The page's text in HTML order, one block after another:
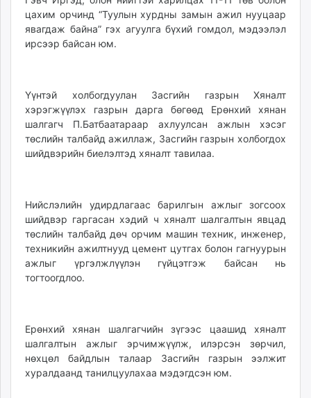
ugluu.mn
urlag.mn
unen.mn
shuurhai.mn
unuudur.mn
isee.mn
mglradio.com
tumen.mn
shuum.mn
tvmongolia.mn
mass.mn
toim.mn
tac.mn
paparazzi.mn
unread.today
цахим орчинд “Туулын хурдны замын ажил нууцаар
явагдаж байна” гэх агуулга бүхий гомдол, мэдээлэл
ирсээр байсан юм.
Үүнтэй холбогдуулан Засгийн газрын Хяналт
хэрэгжүүлэх газрын дарга бөгөөд Ерөнхий хянан
шалгагч П.Батбаатараар ахлуулсан ажлын хэсэг
төслийн талбайд ажиллаж, Засгийн газрын холбогдох
шийдвэрийн биелэлтэд хяналт тавилаа.
Нийслэлийн удирдлагаас барилгын ажлыг зогсоох
шийдвэр гаргасан хэдий ч хяналт шалгалтын явцад
төслийн талбайд дөч орчим машин техник, инженер,
техникийн ажилтнууд цемент цутгах болон гагнуурын
ажлыг үргэлжлүүлэн гүйцэтгэж байсан нь
тогтоогдлоо.
Ерөнхий хянан шалгагчийн зүгээс цаашид хяналт
шалгалтын ажлыг эрчимжүүлж, илэрсэн зөрчил,
нөхцөл байдлын талаар Засгийн газрын ээлжит
хуралдаанд танилцуулахаа мэдэгдсэн юм.